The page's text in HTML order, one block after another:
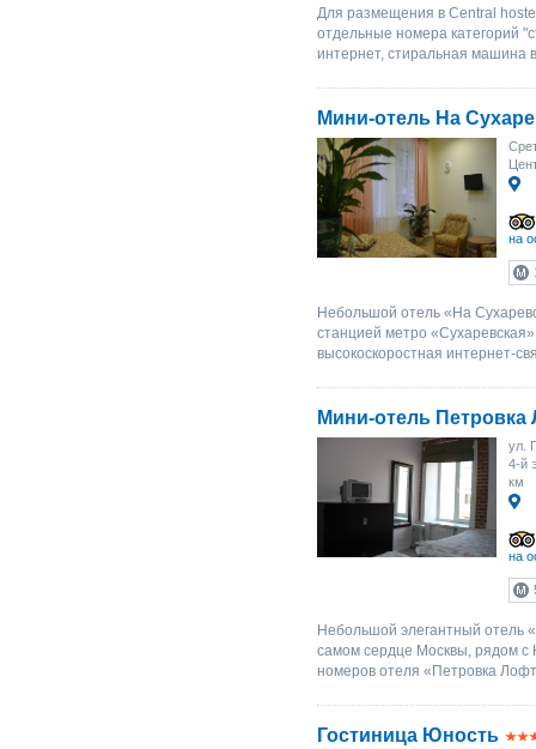
Для размещения в Central
отдельные номера категорий
интернет, стиральная машина
Мини-отель На
на
Небольшой отель «На
станцией метро
высокоскоростная интернет-
Мини-отель Петровка
ул.
4-й
км
на
Небольшой элегантный отель
самом сердце Москвы, рядом
номеров отеля «Петровка
Гостиница Юность